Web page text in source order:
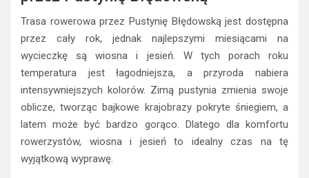
Trasa rowerowa przez Pustynię Błędowską jest dostępna
przez cały rok, jednak najlepszymi miesiącami na
wycieczkę są wiosna i jesień. W tych porach roku
temperatura jest łagodniejsza, a przyroda nabiera
intensywniejszych kolorów. Zimą pustynia zmienia swoje
oblicze, tworząc bajkowe krajobrazy pokryte śniegiem, a
latem może być bardzo gorąco. Dlatego dla komfortu
rowerzystów, wiosna i jesień to idealny czas na tę
wyjątkową wyprawę.